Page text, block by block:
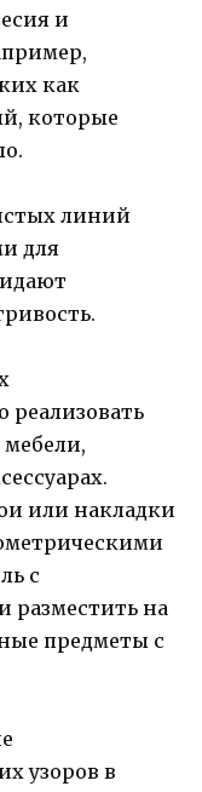
и
как
которые
линий
для
реализовать
мебели,
или накладки
с
разместить на
предметы с
узоров в